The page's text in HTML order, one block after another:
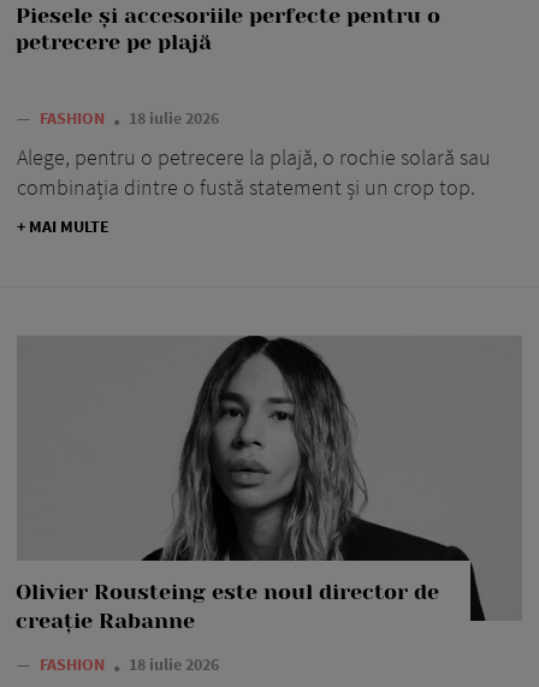
Piesele și accesoriile perfecte pentru o
petrecere pe plajă
— FASHION 18 iulie 2026
Alege, pentru o petrecere la plajă, o rochie solară sau
combinația dintre o fustă statement și un crop top.
+ MAI MULTE
Olivier Rousteing este noul director de
creație Rabanne
— FASHION 18 iulie 2026